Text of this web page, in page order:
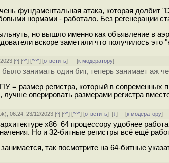
фундаментальная атака, которая долбит
нормами - работало. Без регенерации
но вышло именно как объявление в
вскоре заметили что получилось это
[^] [^^] [^^^] [ответить] [к модератору]
занимать один бит, теперь занимает аж
= размер регистра, который в современных
лучше оперировать размерами регистра
), 06:24, 23/12/2023 [^] [^^] [^^^] [ответить][↓] [к модератору]
x86_64 процессору удобнее
Но и 32-битные регистры всё ещё
так посмотрите на 64-битные